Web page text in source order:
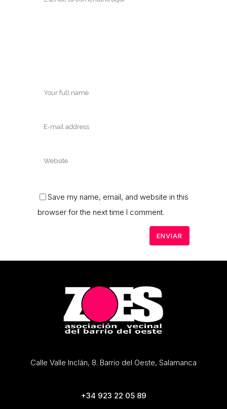
Save my name, email, and website in this
browser for the next time I comment.
Calle Valle Inclán, 8. Barrio del Oeste, Salamanca
+34 923 22 05 89